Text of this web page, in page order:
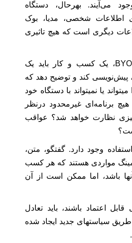
می‌آیند. بهرحال، دستگاه
اطلاعات شخصی، مدیا، بوک
دیگری است که هیچ تاثیری
قبل از پیاده‌سازی BYOD، یک کسب‌ و کار باید یک
پیش‌نویسی کند و توضیح دهد که
یا نمیتواند با دستگاه خود
هیچ برنامه‌ای غیرمحدود درنظر
نظارت خواهد شد؟ عواقب
وجود دارد. گفتگو، متن،
مواردی هستند که هر کسب
باشد، اما ممکن است از آن
قابل اعتماد باشند، باید تعادل
سیاستهای جدید ایجاد شده